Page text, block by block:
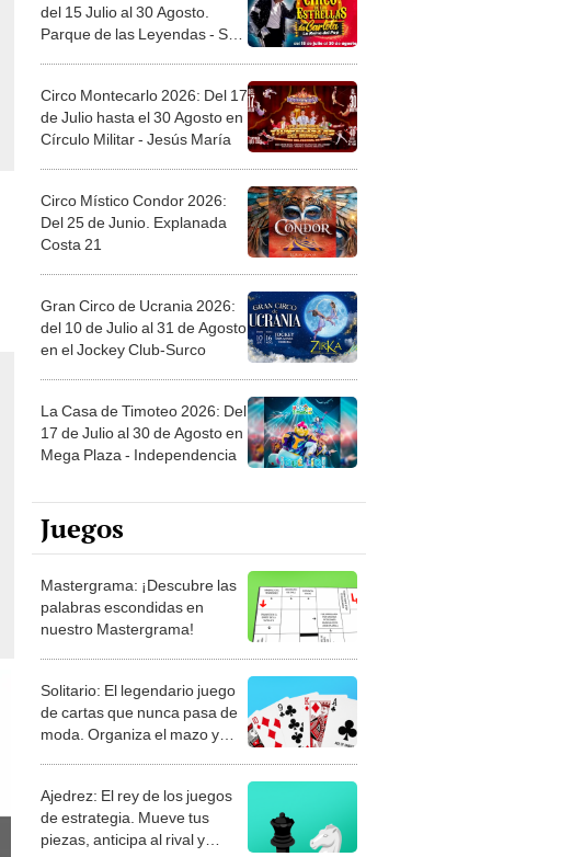
del 15 Julio al 30 Agosto.
Parque de las Leyendas - San
Circo Montecarlo 2026: Del 17
de Julio hasta el 30 Agosto en
Círculo Militar - Jesús María
Circo Místico Condor 2026:
Del 25 de Junio. Explanada
Costa 21
Gran Circo de Ucrania 2026:
del 10 de Julio al 31 de Agosto
en el Jockey Club-Surco
La Casa de Timoteo 2026: Del
17 de Julio al 30 de Agosto en
Mega Plaza - Independencia
Juegos
Mastergrama: ¡Descubre las
palabras escondidas en
nuestro Mastergrama!
Solitario: El legendario juego
de cartas que nunca pasa de
moda. Organiza el mazo y
Ajedrez: El rey de los juegos
de estrategia. Mueve tus
piezas, anticipa al rival y